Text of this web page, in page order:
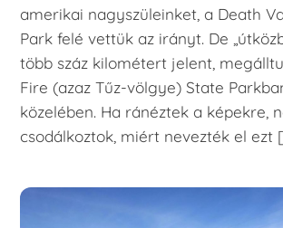
amerikai nagyszüleinket, a Death
Park felé vettük az irányt. De
több száz kilométert jelent,
Fire (azaz Tűz-völgye) State
közelében. Ha ránéztek a képekre,
csodálkoztok, miért nevezték el ezt